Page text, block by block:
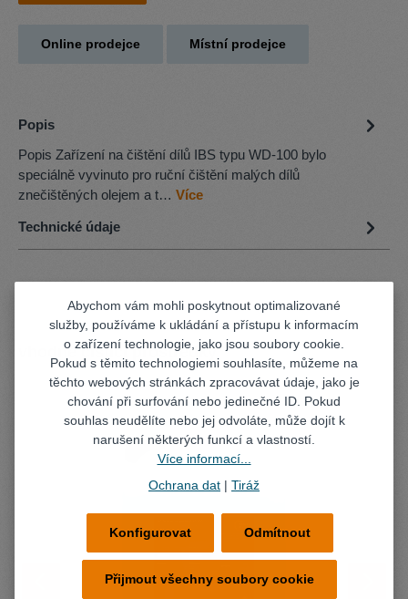
Online prodejce Místní prodejce
Popis
Popis Zařízení na čištění dílů IBS typu WD-100 bylo
speciálně vyvinuto pro ruční čištění malých dílů
znečištěných olejem a t… Více
Technické údaje
Přeskočit galerii produktů
vhodné cisticí prostredky
Abychom vám mohli poskytnout optimalizované
služby, používáme k ukládání a přístupu k informacím
o zařízení technologie, jako jsou soubory cookie.
Pokud s těmito technologiemi souhlasíte, můžeme na
těchto webových stránkách zpracovávat údaje, jako je
chování při surfování nebo jedinečné ID. Pokud
souhlas neudělíte nebo jej odvoláte, může dojít k
narušení některých funkcí a vlastností.
Více informací...
Ochrana dat | Tiráž
Odmítnout
Konfigurovat
Přijmout všechny soubory cookie